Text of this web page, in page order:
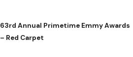
63rd Annual Primetime Emmy Awards
– Red Carpet